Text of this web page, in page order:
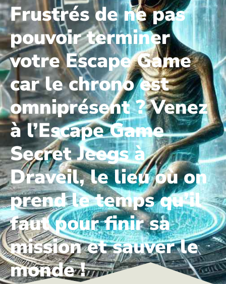
Frustrés de ne pas
pouvoir terminer
votre Escape Game
car le chrono est
omniprésent ? Venez
à l’Escape Game
Secret Jeegs à
Draveil, le lieu où on
prend le temps qu’il
faut pour finir sa
mission et sauver le
monde !